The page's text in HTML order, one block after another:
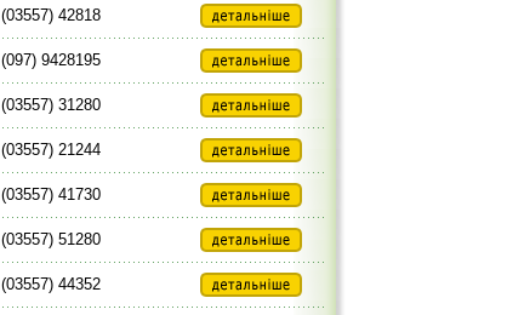
(03557) 42818
(097) 9428195
(03557) 31280
(03557) 21244
(03557) 41730
(03557) 51280
(03557) 44352